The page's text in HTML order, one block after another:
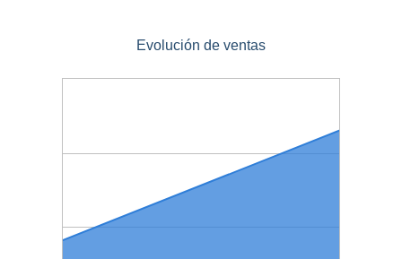
Evolución de ventas